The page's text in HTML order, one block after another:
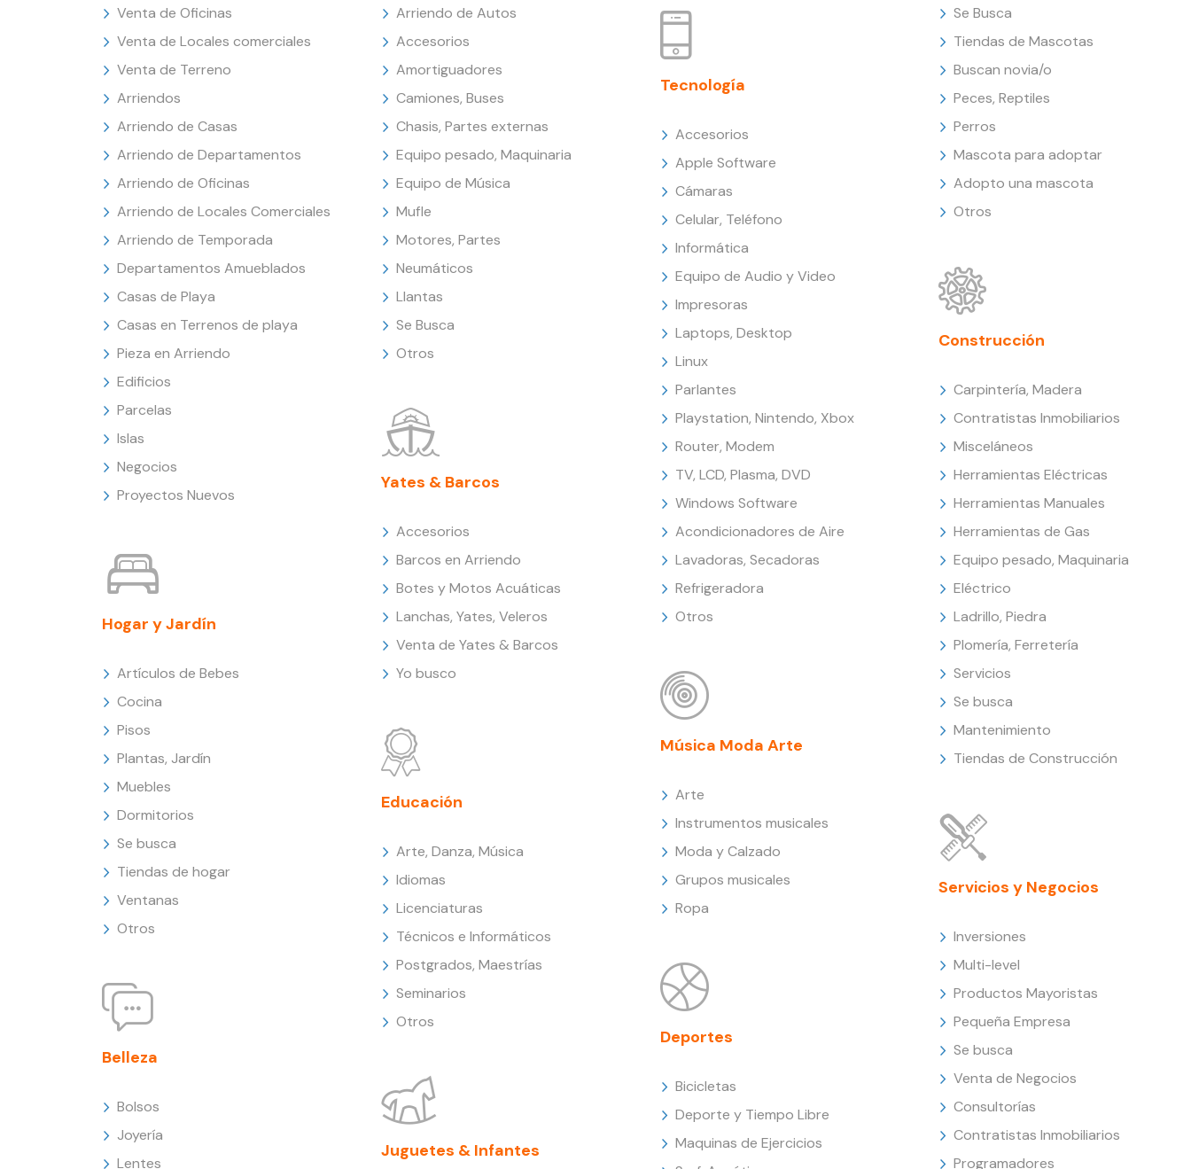
Venta de Oficinas
Venta de Locales comerciales
Venta de Terreno
Arriendos
Arriendo de Casas
Arriendo de Departamentos
Arriendo de Oficinas
Arriendo de Locales Comerciales
Arriendo de Temporada
Departamentos Amueblados
Casas de Playa
Casas en Terrenos de playa
Pieza en Arriendo
Edificios
Parcelas
Islas
Negocios
Proyectos Nuevos
Hogar y Jardín
Artículos de Bebes
Cocina
Pisos
Plantas, Jardín
Muebles
Dormitorios
Se busca
Tiendas de hogar
Ventanas
Otros
Belleza
Bolsos
Joyería
Lentes
Arriendo de Autos
Accesorios
Amortiguadores
Camiones, Buses
Chasis, Partes externas
Equipo pesado, Maquinaria
Equipo de Música
Mufle
Motores, Partes
Neumáticos
Llantas
Se Busca
Otros
Yates & Barcos
Accesorios
Barcos en Arriendo
Botes y Motos Acuáticas
Lanchas, Yates, Veleros
Venta de Yates & Barcos
Yo busco
Educación
Arte, Danza, Música
Idiomas
Licenciaturas
Técnicos e Informáticos
Postgrados, Maestrías
Seminarios
Otros
Juguetes & Infantes
Tecnología
Accesorios
Apple Software
Cámaras
Celular, Teléfono
Informática
Equipo de Audio y Video
Impresoras
Laptops, Desktop
Linux
Parlantes
Playstation, Nintendo, Xbox
Router, Modem
TV, LCD, Plasma, DVD
Windows Software
Acondicionadores de Aire
Lavadoras, Secadoras
Refrigeradora
Otros
Música Moda Arte
Arte
Instrumentos musicales
Moda y Calzado
Grupos musicales
Ropa
Deportes
Bicicletas
Deporte y Tiempo Libre
Maquinas de Ejercicios
Se Busca
Tiendas de Mascotas
Buscan novia/o
Peces, Reptiles
Perros
Mascota para adoptar
Adopto una mascota
Otros
Construcción
Carpintería, Madera
Contratistas Inmobiliarios
Misceláneos
Herramientas Eléctricas
Herramientas Manuales
Herramientas de Gas
Equipo pesado, Maquinaria
Eléctrico
Ladrillo, Piedra
Plomería, Ferretería
Servicios
Se busca
Mantenimiento
Tiendas de Construcción
Servicios y Negocios
Inversiones
Multi-level
Productos Mayoristas
Pequeña Empresa
Se busca
Venta de Negocios
Consultorías
Contratistas Inmobiliarios
Programadores